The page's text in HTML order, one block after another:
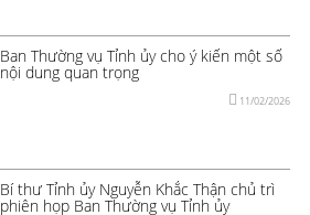
Ban Thường vụ Tỉnh ủy cho ý kiến một số
nội dung quan trọng
11/02/2026
Bí thư Tỉnh ủy Nguyễn Khắc Thận chủ trì
phiên họp Ban Thường vụ Tỉnh ủy